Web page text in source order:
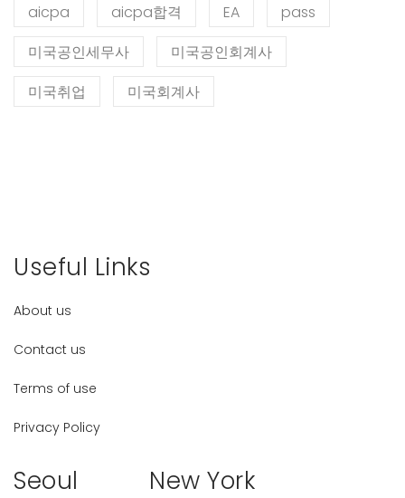
aicpa aicpa합격 EA
pass
미국공인세무사
미국공인회계사
미국취업
미국회계사
Useful Links
About us
Contact us
Terms of use
Privacy Policy
Seoul New York